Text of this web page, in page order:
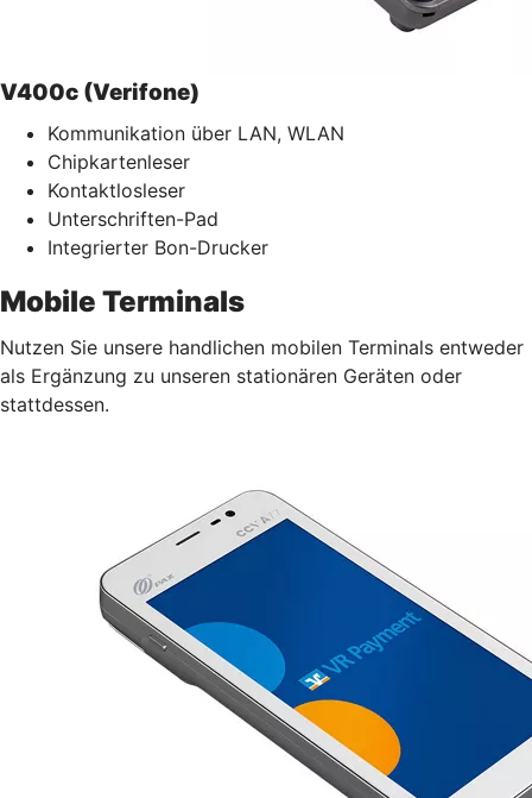
V400c (Verifone)
Kommunikation über LAN, WLAN
Chipkartenleser
Kontaktlosleser
Unterschriften-Pad
Integrierter Bon-Drucker
Mobile Terminals
Nutzen Sie unsere handlichen mobilen Terminals entweder
als Ergänzung zu unseren stationären Geräten oder
stattdessen.